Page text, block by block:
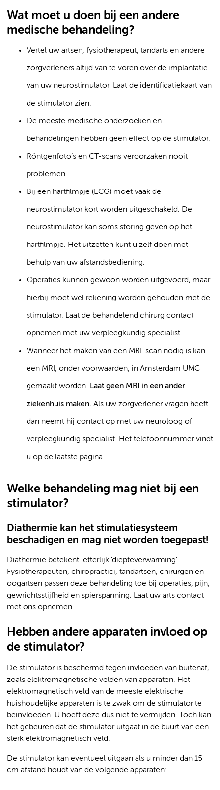
Wat moet u doen bij een andere
medische behandeling?
Vertel uw artsen, fysiotherapeut, tandarts en andere
zorgverleners altijd van te voren over de implantatie
van uw neurostimulator. Laat de identificatiekaart van
de stimulator zien.
De meeste medische onderzoeken en
behandelingen hebben geen effect op de stimulator.
Röntgenfoto’s en CT-scans veroorzaken nooit
problemen.
Bij een hartfilmpje (ECG) moet vaak de
neurostimulator kort worden uitgeschakeld. De
neurostimulator kan soms storing geven op het
hartfilmpje. Het uitzetten kunt u zelf doen met
behulp van uw afstandsbediening.
Operaties kunnen gewoon worden uitgevoerd, maar
hierbij moet wel rekening worden gehouden met de
stimulator. Laat de behandelend chirurg contact
opnemen met uw verpleegkundig specialist.
Wanneer het maken van een MRI-scan nodig is kan
een MRI, onder voorwaarden, in Amsterdam UMC
gemaakt worden. Laat geen MRI in een ander
ziekenhuis maken. Als uw zorgverlener vragen heeft
dan neemt hij contact op met uw neuroloog of
verpleegkundig specialist. Het telefoonnummer vindt
u op de laatste pagina.
Welke behandeling mag niet bij een
stimulator?
Diathermie kan het stimulatiesysteem
beschadigen en mag niet worden toegepast!
Diathermie betekent letterlijk 'diepteverwarming'.
Fysiotherapeuten, chiropractici, tandartsen, chirurgen en
oogartsen passen deze behandeling toe bij operaties, pijn,
gewrichtsstijfheid en spierspanning. Laat uw arts contact
met ons opnemen.
Hebben andere apparaten invloed op
de stimulator?
De stimulator is beschermd tegen invloeden van buitenaf,
zoals elektromagnetische velden van apparaten. Het
elektromagnetisch veld van de meeste elektrische
huishoudelijke apparaten is te zwak om de stimulator te
beïnvloeden. U hoeft deze dus niet te vermijden. Toch kan
het gebeuren dat de stimulator uitgaat in de buurt van een
sterk elektromagnetisch veld.
De stimulator kan eventueel uitgaan als u minder dan 15
cm afstand houdt van de volgende apparaten: